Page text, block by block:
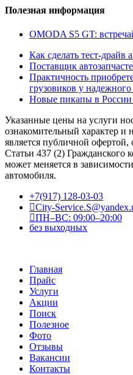
Полезная информация
OMODA S5 GT:
Как сделать тест-драйв
Поставщик
Практичность
грузовиков у
Новые пикапы в России
Указанные цены на услуги
ознакомительный характер и
является публичной
Статьи 437 (2) Гражданского
может меняется в
автомобиля.
+7(917) 128-03-03
City-
ПН–ВС: 09:00–20:00
без выходных
Главная
Прайс
Услуги
Акции
Поиск
Полезное
Фото
Отзывы
Вакансии
Контакты